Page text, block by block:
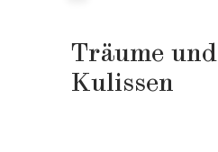
Träume und
Kulissen